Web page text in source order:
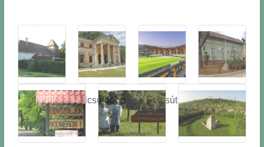
Óbarok
Alcsútdobo
z
Felcsút Tabajd